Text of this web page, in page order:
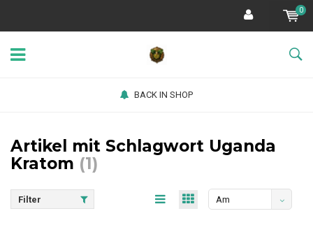
0
BACK IN SHOP
Artikel mit Schlagwort Uganda
Kratom (1)
Filter
Am